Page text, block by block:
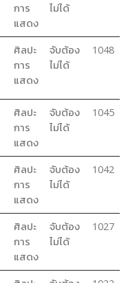
การ
แสดง
ไม่ได้
ศิลปะ
การ
แสดง
จับต้อง
ไม่ได้
1048
ศิลปะ
การ
แสดง
จับต้อง
ไม่ได้
1045
ศิลปะ
การ
แสดง
จับต้อง
ไม่ได้
1042
ศิลปะ
การ
แสดง
จับต้อง
ไม่ได้
1027